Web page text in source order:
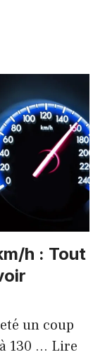
h : Tout
un coup
130 … Lire